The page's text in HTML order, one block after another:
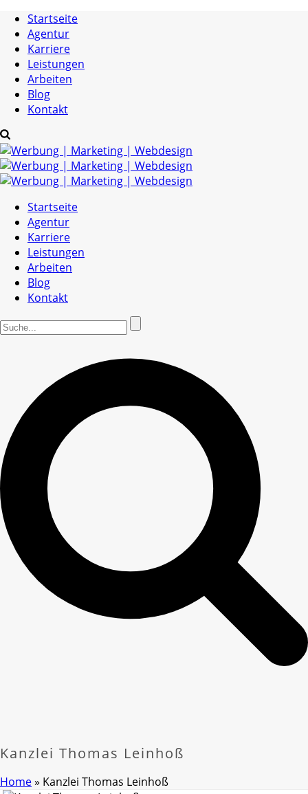
Startseite
Agentur
Karriere
Leistungen
Arbeiten
Blog
Kontakt
Startseite
Agentur
Karriere
Leistungen
Arbeiten
Blog
Kontakt
Kanzlei Thomas Leinhoß
Home» Kanzlei Thomas Leinhoß